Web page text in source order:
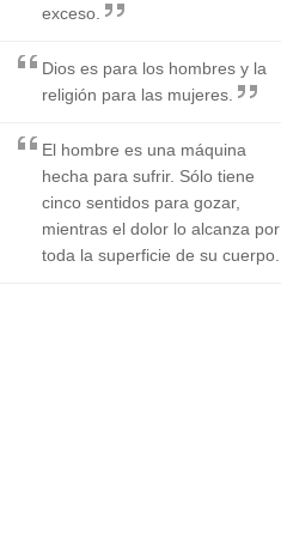
exceso.
Dios es para los hombres y la
religión para las mujeres.
El hombre es una máquina
hecha para sufrir. Sólo tiene
cinco sentidos para gozar,
mientras el dolor lo alcanza por
toda la superficie de su cuerpo.